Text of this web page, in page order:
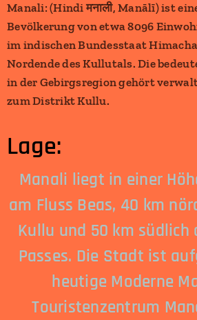
Manali: (Hindi मनाली, Manālī) ist
Bevölkerung von etwa 8096
im indischen Bundesstaat
Nordende des Kullutals. Die
in der Gebirgsregion gehört
zum Distrikt Kullu.
Lage:
Manali liegt in einer
am Fluss Beas, 40 km
Kullu und 50 km südlich
Passes. Die Stadt ist
heutige Moderne
Touristenzentrum